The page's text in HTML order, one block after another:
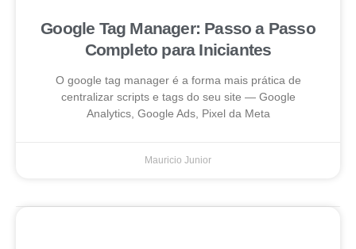
Google Tag Manager: Passo a Passo
Completo para Iniciantes
O google tag manager é a forma mais prática de
centralizar scripts e tags do seu site — Google
Analytics, Google Ads, Pixel da Meta
Mauricio Junior